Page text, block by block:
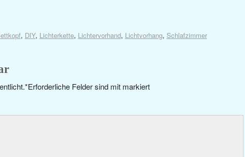
, DIY, Lichterkette, Lichtervorhand, Lichtvorhang, Schlafzimmer
Erforderliche Felder sind mit
* markiert